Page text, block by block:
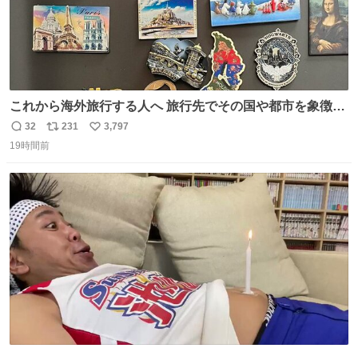
これから海外旅行する人へ 旅行先でその国や都市を象徴す
る マグネットを買って欲しい。 僕は交換留学してた1年間
で20カ国回ったけど、旅行先で必ずマグネットを買い、今
どそれぞれのマグネットを見る度に旅の思い出が鮮明によ
みがえります。
返
信
32
リ
ポ
ト
数
231
い
数
3,797
19時間前